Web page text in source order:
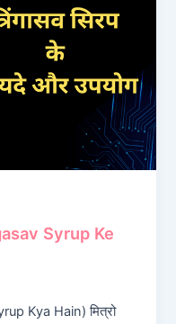
Syrup Ke
Kya Hain) मित्रो